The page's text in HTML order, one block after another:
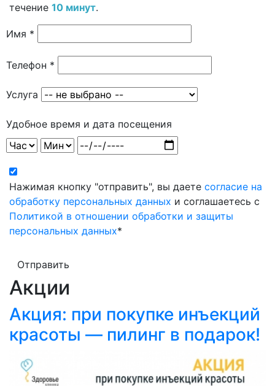
течение 10 минут.
Имя *
Телефон *
Услуга
Удобное время и дата посещения
Нажимая кнопку "отправить", вы даете согласие на
обработку персональных данных и соглашаетесь с
Политикой в отношении обработки и защиты
персональных данных*
Отправить
Акции
Акция: при покупке инъекций
красоты — пилинг в подарок!